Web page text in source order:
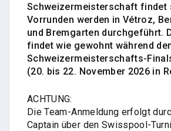
Schweizermeisterschaft findet
Vorrunden werden in Vétroz,
und Bremgarten durchgeführt.
findet wie gewohnt während
Schweizermeisterschafts-
(20. bis 22. November 2026 in
ACHTUNG:
Die Team-Anmeldung erfolgt
Captain über den Swisspool-